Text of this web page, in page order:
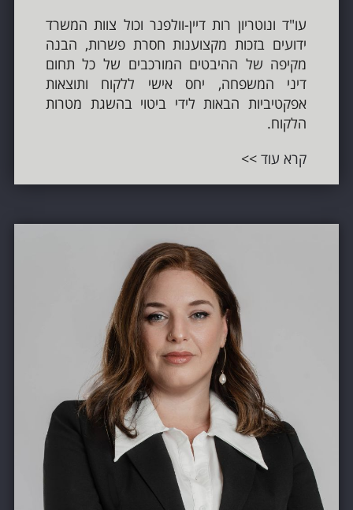
עו"ד ונוטריון רות דיין-וולפנר וכול צוות המשרד
ידועים בזכות מקצוענות חסרת פשרות, הבנה
מקיפה של ההיבטים המורכבים של כל תחום
דיני המשפחה, יחס אישי ללקוח ותוצאות
אפקטיביות הבאות לידי ביטוי בהשגת מטרות
הלקוח.
קרא עוד>>